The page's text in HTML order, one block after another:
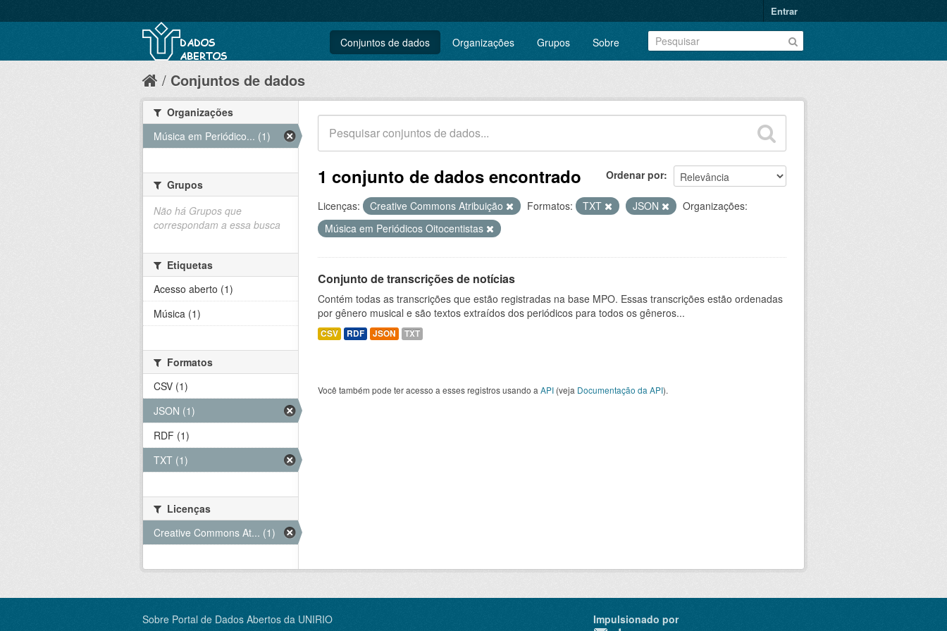
Entrar
Conjuntos de dados Organizações Grupos Sobre
Conjuntos de dados
Ordenar por
1 conjunto de dados encontrado
Licenças: Creative Commons Atribuição Formatos: TXT JSON
Organizações:
Música em Periódicos Oitocentistas
Conjunto de transcrições de notícias
Contém todas as transcrições que estão registradas na base MPO. Essas transcrições estão ordenadas
por gênero musical e são textos extraídos dos periódicos para todos os gêneros...
CSV RDF JSON TXT
Você também pode ter acesso a esses registros usando a API (veja Documentação da API).
Organizações
Música em Periódico... (1)
Grupos
Não há Grupos que
correspondam a essa busca
Etiquetas
Acesso aberto (1)
Música (1)
Formatos
CSV (1)
JSON (1)
RDF (1)
TXT (1)
Licenças
Creative Commons At... (1)
Sobre Portal de Dados Abertos da UNIRIO
Impulsionado por